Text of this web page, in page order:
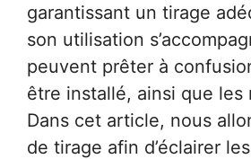
garantissant un tirage
son utilisation
peuvent prêter à
être installé, ainsi que
Dans cet article, nous
de tirage afin d’éclairer